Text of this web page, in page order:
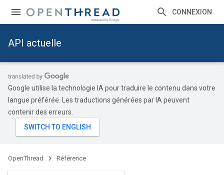
CONNEXION
API actuelle
Google utilise la technologie IA pour traduire le contenu dans votre
langue préférée. Les traductions générées par IA peuvent
contenir des erreurs.
OpenThread Référence